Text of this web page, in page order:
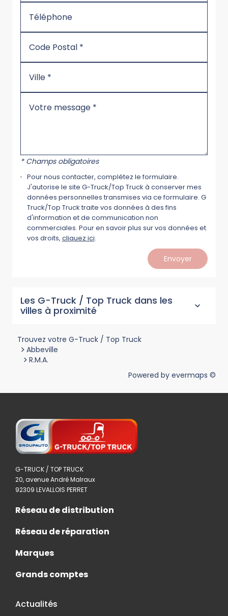
* Champs obligatoires
Pour nous contacter, complétez le formulaire.
J'autorise le site G-Truck/Top Truck à conserver mes
données personnelles transmises via ce formulaire. G
Truck/Top Truck traite vos données à des fins
d'information et de communication non
commerciales. Pour en savoir plus sur vos données et
vos droits, cliquez ici.
Envoyer
Les G-Truck / Top Truck dans les
villes à proximité
Trouvez votre G-Truck / Top Truck
> Abbeville
> R.M.A.
Powered by evermaps ©
G-TRUCK / TOP TRUCK
20, avenue André Malraux
92309 LEVALLOIS PERRET
Réseau de distribution
Réseau de réparation
Marques
Grands comptes
Actualités